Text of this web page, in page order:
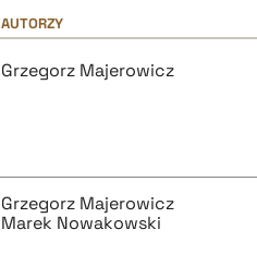
AUTORZY
Grzegorz Majerowicz
Grzegorz Majerowicz
Marek Nowakowski